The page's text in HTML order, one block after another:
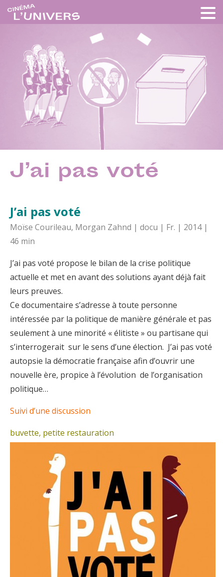
J’ai pas voté
J’ai pas voté
Moïse Courileau, Morgan Zahnd | docu | Fr. | 2014 |
46 min
J’ai pas voté propose le bilan de la crise politique
actuelle et met en avant des solutions ayant déjà fait
leurs preuves.
Ce documentaire s’adresse à toute personne
intéressée par la politique de manière générale et pas
seulement à une minorité « élitiste » ou partisane qui
s’interrogerait sur le sens d’une élection. J’ai pas voté
autopsie la démocratie française afin d’ouvrir une
nouvelle ère, propice à l’évolution de l’organisation
politique…
Suivi d’une discussion
buvette, petite restauration